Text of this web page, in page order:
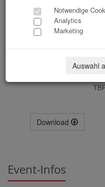
Download
Event-Infos
Notwendige
Analytics
Marketing
Auswahl